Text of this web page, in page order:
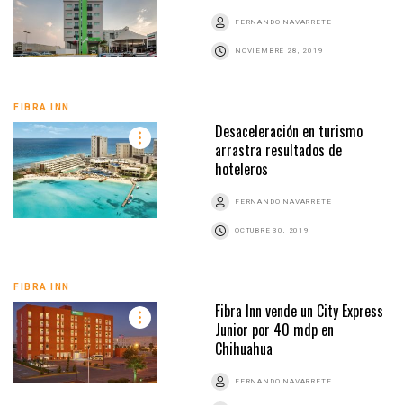
FERNANDO NAVARRETE
NOVIEMBRE 28, 2019
FIBRA INN
Desaceleración en turismo
arrastra resultados de
hoteleros
FERNANDO NAVARRETE
OCTUBRE 30, 2019
FIBRA INN
Fibra Inn vende un City Express
Junior por 40 mdp en
Chihuahua
FERNANDO NAVARRETE